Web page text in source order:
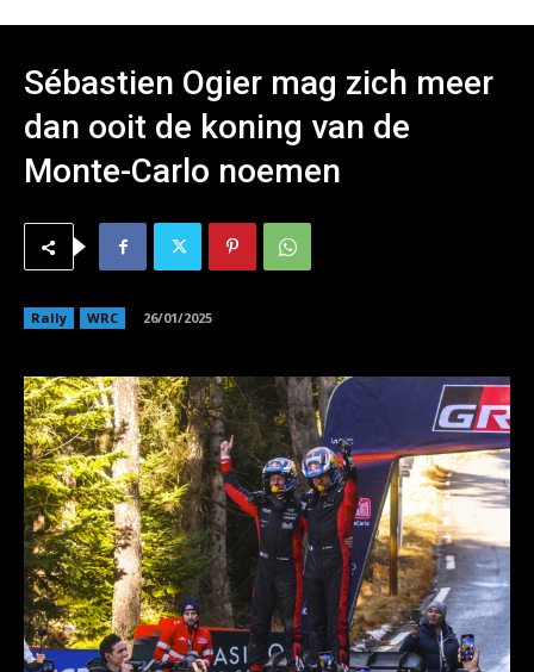
Sébastien Ogier mag zich meer
dan ooit de koning van de
Monte-Carlo noemen
Rally WRC 26/01/2025